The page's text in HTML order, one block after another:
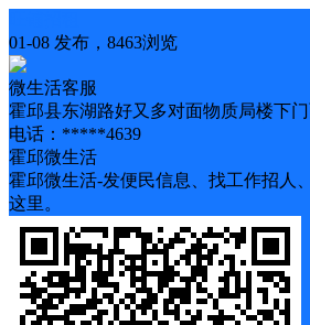
01-08 发布，8463浏览
微生活客服
霍邱县东湖路好又多对面物质局楼下
电话：*****4639
霍邱微生活
霍邱微生活-发便民信息、找工作招人
这里。